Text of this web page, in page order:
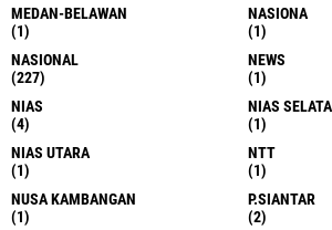
MEDAN-BELAWAN
(1)
NASIONA
(1)
NASIONAL
(227)
NEWS
(1)
NIAS
(4)
NIAS
(1)
NIAS UTARA
(1)
NTT
(1)
NUSA KAMBANGAN
(1)
P.SIANTAR
(2)